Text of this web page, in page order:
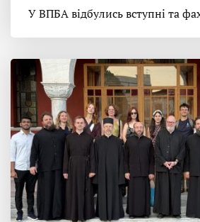
У ВПБА відбулись вступні та